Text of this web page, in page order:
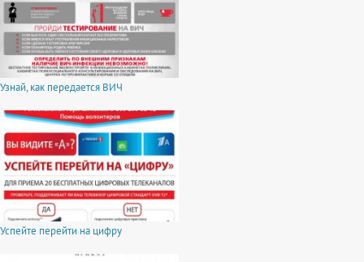
Узнай, как передается ВИЧ
Успейте перейти на цифру